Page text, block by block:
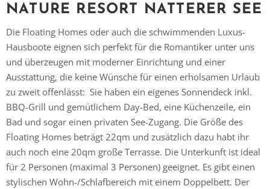
NATURE RESORT NATTERER SEE
Die Floating Homes oder auch die schwimmenden Luxus-
Hausboote eignen sich perfekt für die Romantiker unter uns
und überzeugen mit moderner Einrichtung und einer
Ausstattung, die keine Wünsche für einen erholsamen Urlaub
zu zweit offenlässt: Sie haben ein eigenes Sonnendeck inkl.
BBQ-Grill und gemütlichem Day-Bed, eine Küchenzeile, ein
Bad und sogar einen privaten See-Zugang. Die Größe des
Floating Homes beträgt 22qm und zusätzlich dazu habt ihr
auch noch eine 20qm große Terrasse. Die Unterkunft ist ideal
für 2 Personen (maximal 3 Personen) geeignet. Es gibt einen
stylischen Wohn-/Schlafbereich mit einem Doppelbett. Der